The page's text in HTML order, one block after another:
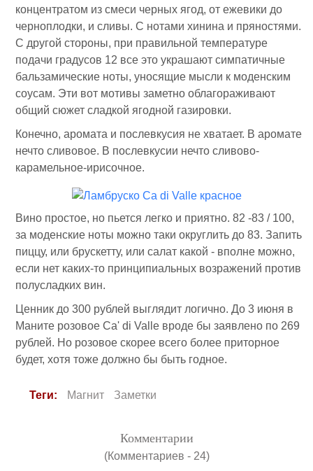
концентратом из смеси черных ягод, от ежевики до
черноплодки, и сливы. С нотами хинина и пряностями.
С другой стороны, при правильной температуре
подачи градусов 12 все это украшают симпатичные
бальзамические ноты, уносящие мысли к моденским
соусам. Эти вот мотивы заметно облагораживают
общий сюжет сладкой ягодной газировки.
Конечно, аромата и послевкусия не хватает. В аромате
нечто сливовое. В послевкусии нечто сливово-
карамельное-ирисочное.
Вино простое, но пьется легко и приятно. 82 -83 / 100,
за моденские ноты можно таки округлить до 83. Запить
пиццу, или брускетту, или салат какой - вполне можно,
если нет каких-то принципиальных возражений против
полусладких вин.
Ценник до 300 рублей выглядит логично. До 3 июня в
Маните розовое Ca' di Valle вроде бы заявлено по 269
рублей. Но розовое скорее всего более приторное
будет, хотя тоже должно бы быть годное.
Теги: Магнит Заметки
Комментарии
(Комментариев - 24)